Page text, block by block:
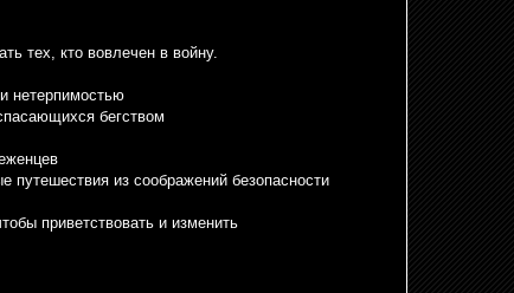
тех, кто вовлечен в войну.
нетерпимостью
бегством
путешествия из соображений безопасности
приветствовать и изменить